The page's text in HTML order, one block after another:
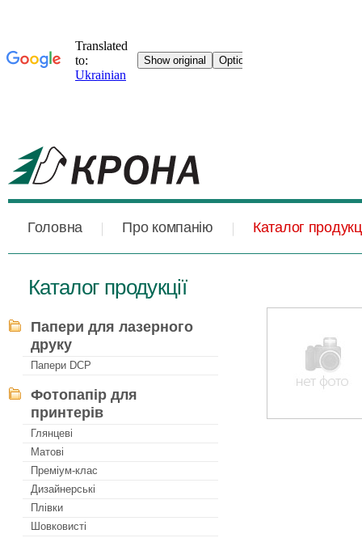
Головна Про компанію Каталог
Каталог продукції
Папери для лазерного
друку
Папери DCP
Фотопапір для
принтерів
Глянцеві
Матові
Преміум-клас
Дизайнерські
Плівки
Шовковисті